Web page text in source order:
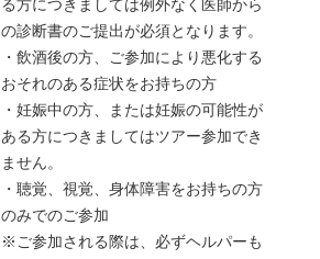
る方につきましては例外なく医師から
の診断書のご提出が必須となります。
・飲酒後の方、ご参加により悪化する
おそれのある症状をお持ちの方
・妊娠中の方、または妊娠の可能性が
ある方につきましてはツアー参加でき
ません。
・聴覚、視覚、身体障害をお持ちの方
のみでのご参加
※ご参加される際は、必ずヘルパーも